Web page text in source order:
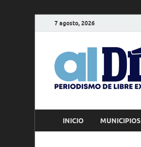
7 agosto, 2026
INICIO MUNICIPIOS